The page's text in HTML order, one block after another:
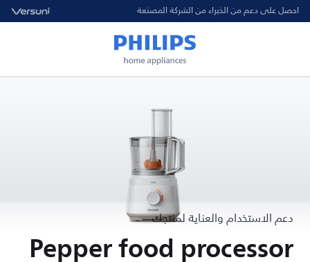
احصل على دعم من الخبراء من الشركة المصنعة
دعم الاستخدام والعناية لمنتجك
Pepper food processor